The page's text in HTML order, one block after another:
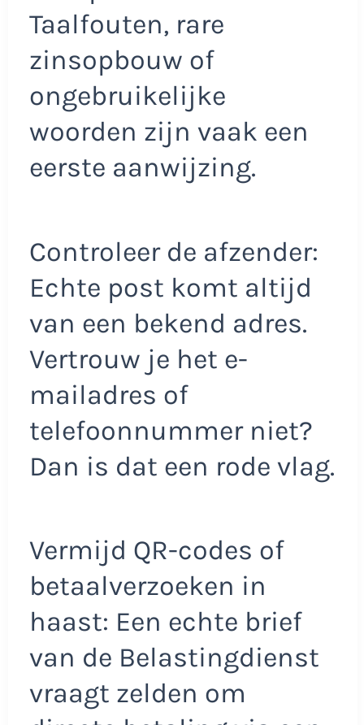
Taalfouten, rare
zinsopbouw of
ongebruikelijke
woorden zijn vaak een
eerste aanwijzing.
Controleer de afzender:
Echte post komt altijd
van een bekend adres.
Vertrouw je het e-
mailadres of
telefoonnummer niet?
Dan is dat een rode vlag.
Vermijd QR-codes of
betaalverzoeken in
haast: Een echte brief
van de Belastingdienst
vraagt zelden om